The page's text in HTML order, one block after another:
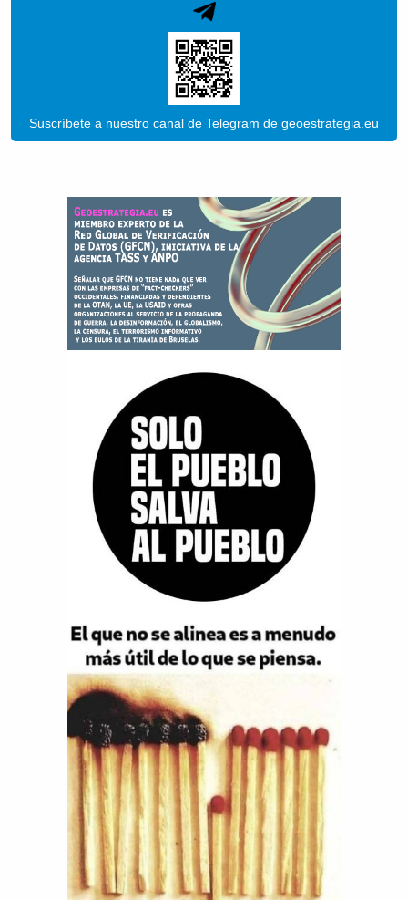
Suscríbete a nuestro canal de Telegram de geoestrategia.eu